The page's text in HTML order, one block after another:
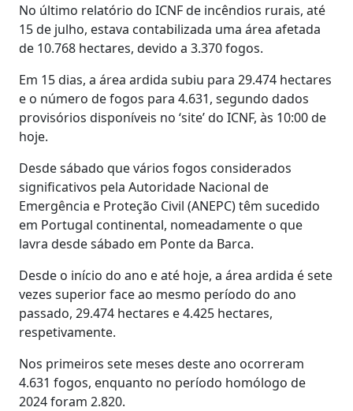
No último relatório do ICNF de incêndios rurais, até
15 de julho, estava contabilizada uma área afetada
de 10.768 hectares, devido a 3.370 fogos.
Em 15 dias, a área ardida subiu para 29.474 hectares
e o número de fogos para 4.631, segundo dados
provisórios disponíveis no ‘site’ do ICNF, às 10:00 de
hoje.
Desde sábado que vários fogos considerados
significativos pela Autoridade Nacional de
Emergência e Proteção Civil (ANEPC) têm sucedido
em Portugal continental, nomeadamente o que
lavra desde sábado em Ponte da Barca.
Desde o início do ano e até hoje, a área ardida é sete
vezes superior face ao mesmo período do ano
passado, 29.474 hectares e 4.425 hectares,
respetivamente.
Nos primeiros sete meses deste ano ocorreram
4.631 fogos, enquanto no período homólogo de
2024 foram 2.820.